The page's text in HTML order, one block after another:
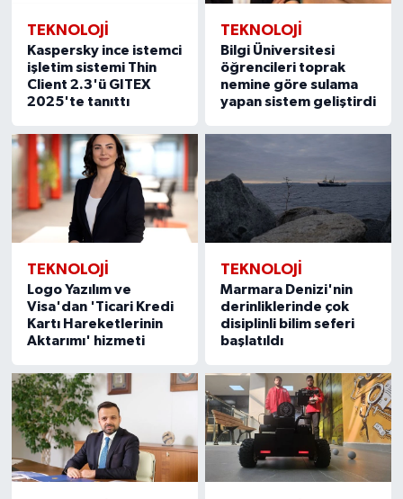
TEKNOLOJİ
Kaspersky ince istemci
işletim sistemi Thin
Client 2.3'ü GITEX
2025'te tanıttı
TEKNOLOJİ
Bilgi Üniversitesi
öğrencileri toprak
nemine göre sulama
yapan sistem geliştirdi
TEKNOLOJİ
Logo Yazılım ve
Visa'dan 'Ticari Kredi
Kartı Hareketlerinin
Aktarımı' hizmeti
TEKNOLOJİ
Marmara Denizi'nin
derinliklerinde çok
disiplinli bilim seferi
başlatıldı